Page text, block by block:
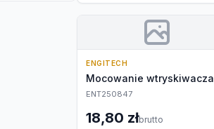
ENGITECH
Mocowanie wtryskiwacza
ENT250847
18,80 złbrutto